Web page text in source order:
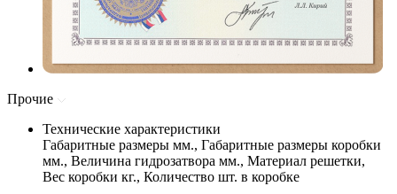
Прочие
Технические характеристики
Габаритные размеры мм., Габаритные размеры коробки
мм., Величина гидрозатвора мм., Материал решетки,
Вес коробки кг., Количество шт. в коробке